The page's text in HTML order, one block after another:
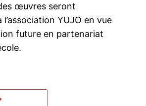
œuvres seront
l’association YUJO en vue
future en partenariat